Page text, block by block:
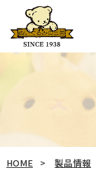
HOME 製品情報